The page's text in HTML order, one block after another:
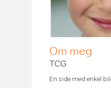
Om meg
TCG
En side med enkel